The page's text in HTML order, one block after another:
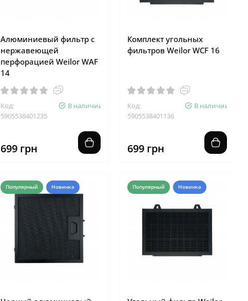
Алюминиевый фильтр с
нержавеющей
перфорацией Weilor WAF
14
Код:
5905538401235
В наличии
699 грн
Комплект угольных
фильтров Weilor WCF 16
Код:
5905538401136
В наличии
699 грн
Популярный Новинка Популярный Новинка